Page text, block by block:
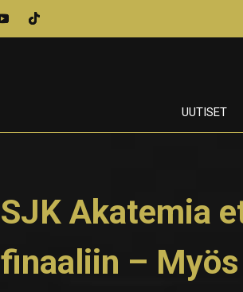
UUTISET
SJK Akatemia
finaaliin –